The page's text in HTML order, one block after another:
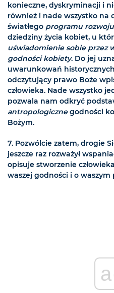
konieczne, dyskryminacji i
również i nade wszystko
światłego programu rozwoju
dziedziny życia kobiet, u
uświadomienie sobie przez
godności kobiety. Do jej
uwarunkowań
odczytujący prawo Boże
człowieka. Nade wszystko
pozwala nam odkryć
antropologicznegodności
Bożym.
7. Pozwólcie zatem, drogie
jeszcze raz rozważył
opisuje stworzenie
waszej godności i o waszym